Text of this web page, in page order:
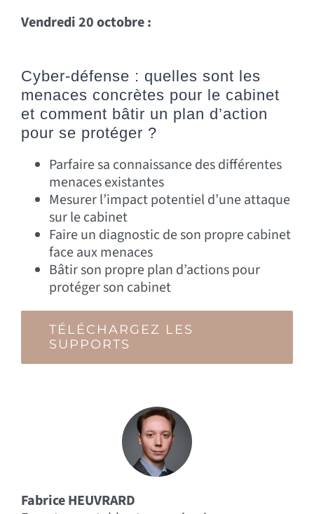
Vendredi 20 octobre :
Cyber-défense : quelles sont les
menaces concrètes pour le cabinet
et comment bâtir un plan d’action
pour se protéger ?
Parfaire sa connaissance des différentes
menaces existantes
Mesurer l’impact potentiel d’une attaque
sur le cabinet
Faire un diagnostic de son propre cabinet
face aux menaces
Bâtir son propre plan d’actions pour
protéger son cabinet
TÉLÉCHARGEZ LES
SUPPORTS
Fabrice HEUVRARD